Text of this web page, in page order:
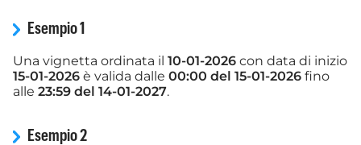
Esempio 1
Una vignetta ordinata il 10-01-2026 con data di inizio
15-01-2026 è valida dalle 00:00 del 15-01-2026 fino
alle 23:59 del 14-01-2027.
Esempio 2